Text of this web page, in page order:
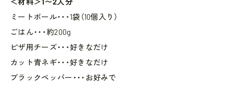
ミートボール・・・1袋（10個入り）
ごはん・・・約200g
ピザ用チーズ・・・好きなだけ
カット青ネギ・・・好きなだけ
ブラックペッパー・・・お好みで